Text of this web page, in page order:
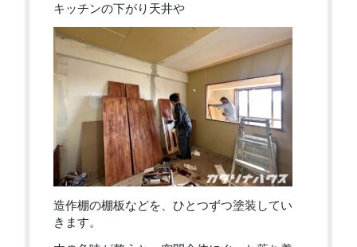
キッチンの下がり天井や
造作棚の棚板などを、ひとつずつ塗装してい
きます。